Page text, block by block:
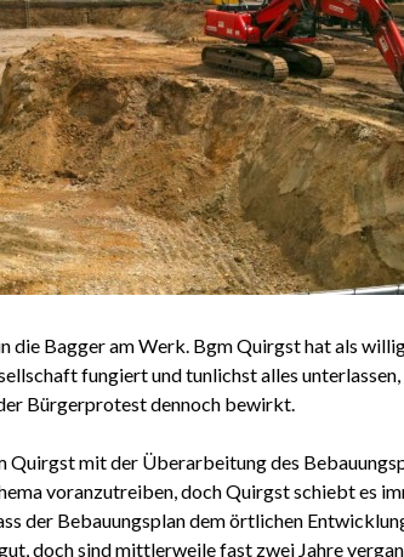
die Bagger am Werk. Bgm Quirgst hat als
fungiert und tunlichst alles unterlassen,
Bürgerprotest dennoch bewirkt.
Quirgst mit der Überarbeitung des
voranzutreiben, doch Quirgst schiebt es
der Bebauungsplan dem örtlichen
doch sind mittlerweile fast zwei Jahre